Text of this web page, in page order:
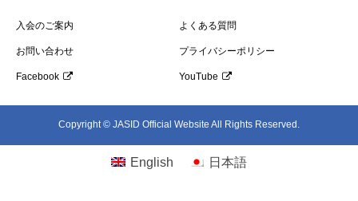
入会のご案内 よくある質問
お問い合わせ プライバシーポリシー
Facebook YouTube
Copyright © JASID Official Website All Rights Reserved.
English 日本語